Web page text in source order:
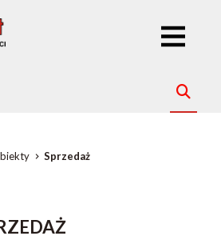
Sprzedaż